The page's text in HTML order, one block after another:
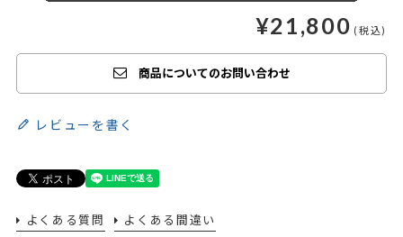
¥21,800
商品についてのお問い合わせ
レビューを書く
よくある質問 よくある間違い